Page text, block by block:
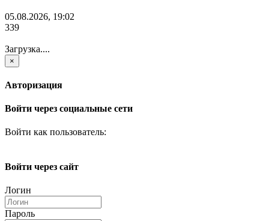
05.08.2026, 19:02
339
Загрузка....
×
Авторизация
Войти через социальные сети
Войти как пользователь:
Войти через сайт
Логин
Пароль